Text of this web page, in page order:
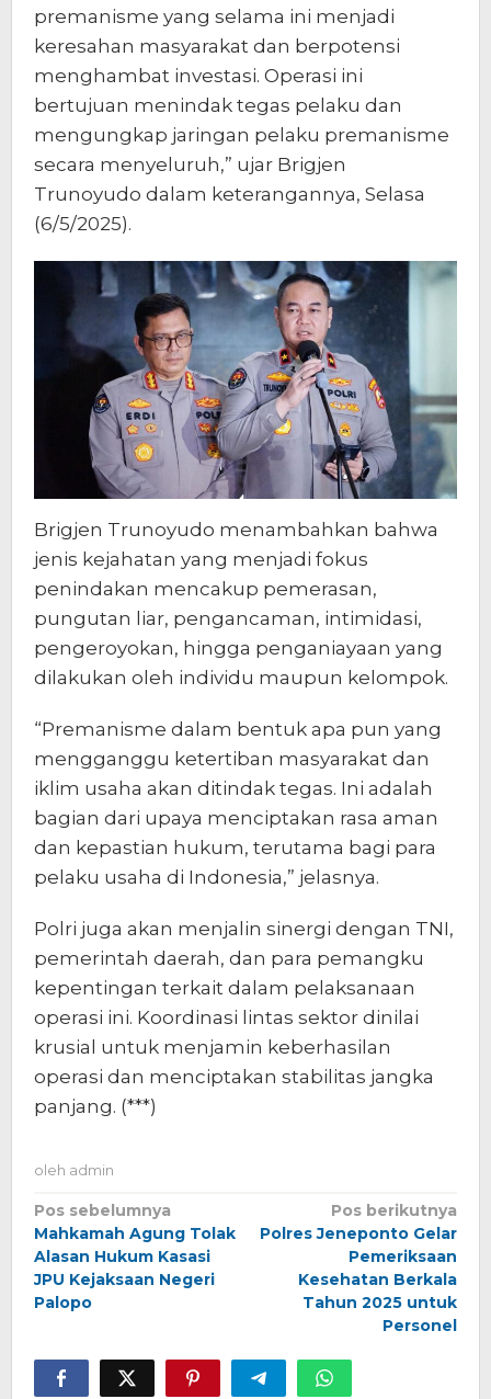
premanisme yang selama ini menjadi
keresahan masyarakat dan berpotensi
menghambat investasi. Operasi ini
bertujuan menindak tegas pelaku dan
mengungkap jaringan pelaku premanisme
secara menyeluruh,” ujar Brigjen
Trunoyudo dalam keterangannya, Selasa
(6/5/2025).
Brigjen Trunoyudo menambahkan bahwa
jenis kejahatan yang menjadi fokus
penindakan mencakup pemerasan,
pungutan liar, pengancaman, intimidasi,
pengeroyokan, hingga penganiayaan yang
dilakukan oleh individu maupun kelompok.
“Premanisme dalam bentuk apa pun yang
mengganggu ketertiban masyarakat dan
iklim usaha akan ditindak tegas. Ini adalah
bagian dari upaya menciptakan rasa aman
dan kepastian hukum, terutama bagi para
pelaku usaha di Indonesia,” jelasnya.
Polri juga akan menjalin sinergi dengan TNI,
pemerintah daerah, dan para pemangku
kepentingan terkait dalam pelaksanaan
operasi ini. Koordinasi lintas sektor dinilai
krusial untuk menjamin keberhasilan
operasi dan menciptakan stabilitas jangka
panjang. (***)
oleh admin
Navigasi
pos
Pos sebelumnya
Mahkamah Agung Tolak
Alasan Hukum Kasasi
JPU Kejaksaan Negeri
Palopo
Pos berikutnya
Polres Jeneponto Gelar
Pemeriksaan
Kesehatan Berkala
Tahun 2025 untuk
Personel